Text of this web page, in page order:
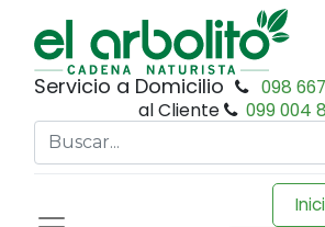
Servicio a Domicilio 098
al Cliente
099 004